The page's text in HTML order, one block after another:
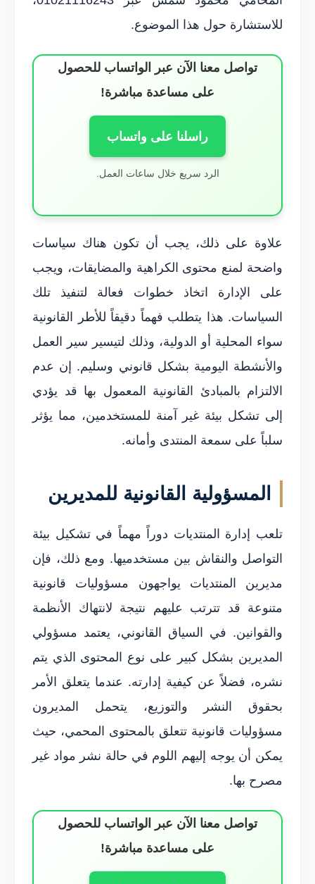
للاستشارة حول هذا الموضوع.
تواصل معنا الآن عبر الواتساب للحصول
على مساعدة مباشرة!
راسلنا على واتساب
الرد سريع خلال ساعات العمل.
علاوة على ذلك، يجب أن تكون هناك سياسات
واضحة لمنع محتوى الكراهية والمضايقات، ويجب
على الإدارة اتخاذ خطوات فعالة لتنفيذ تلك
السياسات. هذا يتطلب فهماً دقيقاً للأطر القانونية
سواء المحلية أو الدولية، وذلك لتيسير سير العمل
والأنشطة اليومية بشكل قانوني وسليم. إن عدم
الالتزام بالمبادئ القانونية المعمول بها قد يؤدي
إلى تشكل بيئة غير آمنة للمستخدمين، مما يؤثر
سلباً على سمعة المنتدى وأمانه.
المسؤولية القانونية للمديرين
تلعب إدارة المنتديات دوراً مهماً في تشكيل بيئة
التواصل والنقاش بين مستخدميها. ومع ذلك، فإن
مديرين المنتديات يواجهون مسؤوليات قانونية
متنوعة قد تترتب عليهم نتيجة لانتهاك الأنظمة
والقوانين. في السياق القانوني، يعتمد مسؤولي
المديرين بشكل كبير على نوع المحتوى الذي يتم
نشره، فضلاً عن كيفية إدارته. عندما يتعلق الأمر
بحقوق النشر والتوزيع، يتحمل المديرون
مسؤوليات قانونية تتعلق بالمحتوى المحمي، حيث
يمكن أن يوجه إليهم اللوم في حالة نشر مواد غير
مصرح بها.
تواصل معنا الآن عبر الواتساب للحصول
على مساعدة مباشرة!